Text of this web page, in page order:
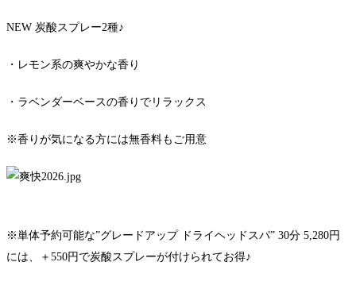
NEW 炭酸スプレー2種♪
・レモン系の爽やかな香り
・ラベンダーベースの香りでリラックス
※香りが気になる方には無香料もご用意
※単体予約可能な”グレードアップ ドライヘッドスパ” 30分 5,280円
には、＋550円で炭酸スプレーが付けられてお得♪